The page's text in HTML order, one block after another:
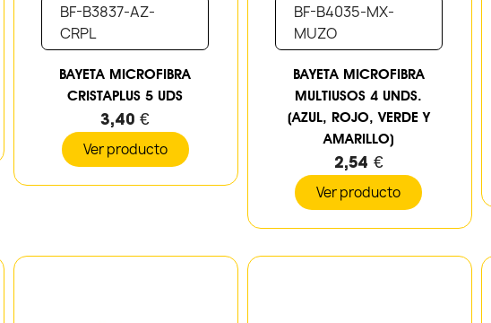
BF-B3837-AZ-
CRPL
BAYETA MICROFIBRA
CRISTAPLUS 5 UDS
3,40 €
Ver producto
BF-B4035-MX-
MUZO
BAYETA MICROFIBRA
MULTIUSOS 4 UNDS.
(AZUL, ROJO, VERDE Y
AMARILLO)
2,54 €
Ver producto